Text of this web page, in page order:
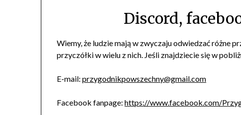
Discord,
Wiemy, że ludzie mają w zwyczaju odwiedzać różne
przyczółki w wielu z nich. Jeśli znajdziecie się w
E-mail:przygodnikpowszechny@gmail.com
Facebook fanpage:https://www.facebook.com/